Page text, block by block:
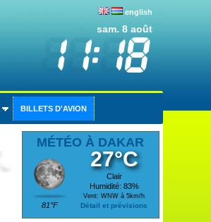
english
sam. 8 août
BILLETS D'AVION
MÉTÉO À DAKAR
81°F
27°C
Clair
Humidité: 83%
Vent: WNW à 5km/h
Détail et prévisions